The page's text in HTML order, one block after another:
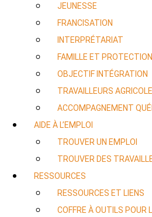
JEUNESSE
FRANCISATION
INTERPRÉTARIAT
FAMILLE ET
OBJECTIF INTÉGRATION
TRAVAILLEURS
ACCOMPAGNEMENT
AIDE À L’EMPLOI
TROUVER UN EMPLOI
TROUVER DES
RESSOURCES
RESSOURCES ET LIENS
COFFRE À OUTILS POUR